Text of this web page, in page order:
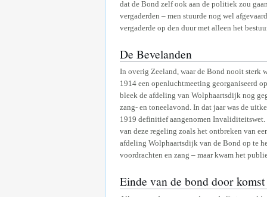
dat de Bond zelf ook aan de politiek zou
vergaderden – men stuurde nog wel
vergaderde op den duur met alleen het
De Bevelanden
In overig Zeeland, waar de Bond nooit sterk
1914 een openluchtmeeting georganiseerd
bleek de afdeling van Wolphaartsdijk nog
zang- en toneelavond. In dat jaar was de
1919 definitief aangenomen Invaliditeitswet.
van deze regeling zoals het ontbreken van
afdeling Wolphaartsdijk van de Bond op te
voordrachten en zang – maar kwam het
Einde van de bond door